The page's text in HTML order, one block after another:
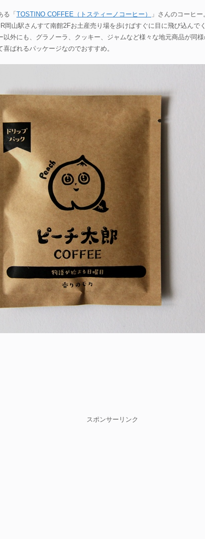
る「 TOSTINO COFFEE（トスティーノコーヒー）
」さんのコーヒ
岡山駅さんすて南館2Fお土産売り場を歩けばすぐに目に飛び込んで
外にも、グラノーラ、クッキー、ジャムなど様々な地元商品が同
ばれるパッケージなのでおすすめ。
スポンサーリンク